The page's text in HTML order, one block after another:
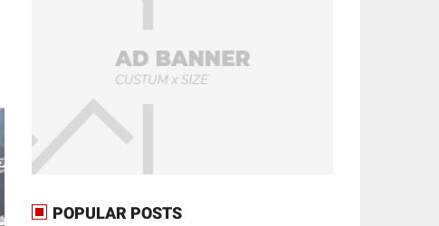
POPULAR POSTS